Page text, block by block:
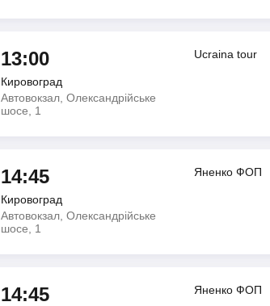
13:00
Кировоград
Автовокзал, Олександрійське
шосе, 1
Ucraina tour
14:45
Кировоград
Автовокзал, Олександрійське
шосе, 1
Яненко ФОП
14:45 Яненко ФОП